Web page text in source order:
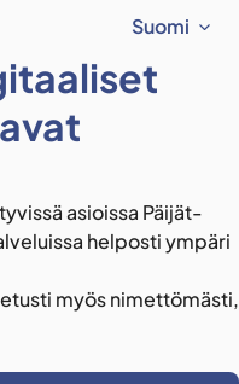
Suomi
asioissa Päijät-
helposti ympäri
myös nimettömästi,